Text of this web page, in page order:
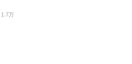
1.7万